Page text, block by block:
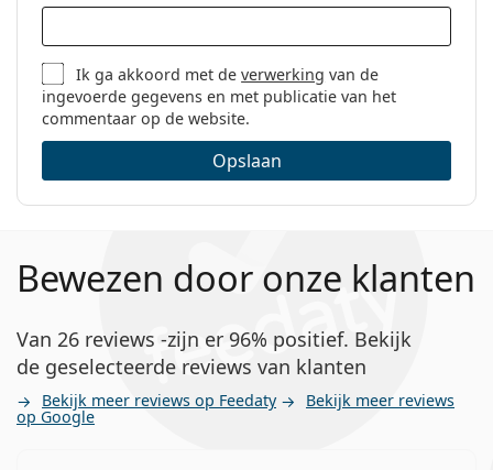
Code: Titan - gold/purple
Ik ga akkoord met deverwerking van de
ingevoerde gegevens en met publicatie van het
commentaar op de website.
Opslaan
Bewezen door onze klanten
Van 26 reviews -zijn er 96% positief. Bekijk
de geselecteerde reviews van klanten
Bekijk meer reviews op Feedaty Bekijk meer reviews
op Google